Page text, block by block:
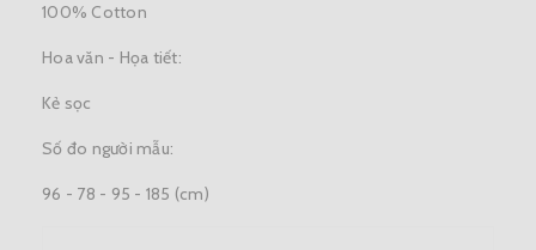
100% Cotton
Hoa văn - Họa tiết:
Kẻ sọc
Số đo người mẫu:
96 - 78 - 95 - 185 (cm)